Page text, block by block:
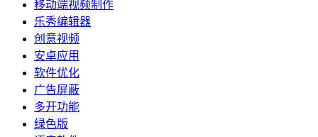
移动端视频制作
乐秀编辑器
创意视频
安卓应用
软件优化
广告屏蔽
多开功能
绿色版